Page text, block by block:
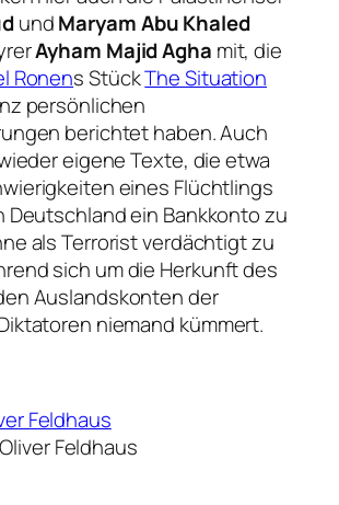
undMaryam Abu Khaled
Ayham Majid Agha mit, die
Ronens StückThe Situation
persönlichen
berichtet haben. Auch
eigene Texte, die etwa
eines Flüchtlings
Deutschland ein Bankkonto zu
als Terrorist verdächtigt zu
sich um die Herkunft des
Auslandskonten der
niemand kümmert.
Feldhaus